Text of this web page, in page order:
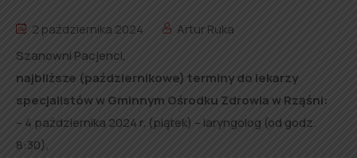
2 października 2024
Artur Ruka
Szanowni Pacjenci,
najbliższe (październikowe) terminy do lekarzy
specjalistów w Gminnym Ośrodku Zdrowia w Rząśni:
– 4 października 2024 r. (piątek) – laryngolog (od godz.
8:30),